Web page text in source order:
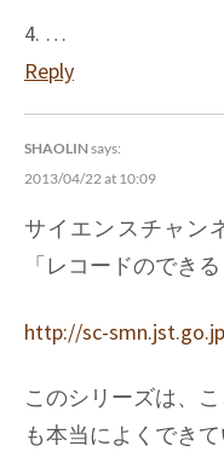
4. …
Reply
SHAOLINsays:
2013/04/22 at 10:09
サイエンスチャン
「レコードのできる
http://sc-
このシリーズは、
も本当によくできて